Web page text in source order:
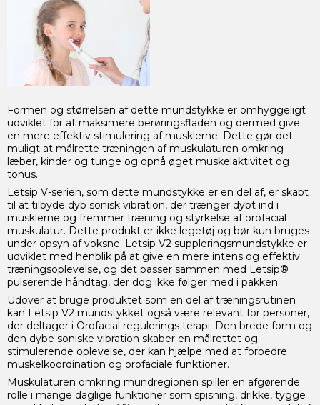
Formen og størrelsen af dette mundstykke er omhyggeligt
udviklet for at maksimere berøringsfladen og dermed give
en mere effektiv stimulering af musklerne. Dette gør det
muligt at målrette træningen af muskulaturen omkring
læber, kinder og tunge og opnå øget muskelaktivitet og
tonus.
Letsip V-serien, som dette mundstykke er en del af, er skabt
til at tilbyde dyb sonisk vibration, der trænger dybt ind i
musklerne og fremmer træning og styrkelse af orofacial
muskulatur. Dette produkt er ikke legetøj og bør kun bruges
under opsyn af voksne. Letsip V2 suppleringsmundstykke er
udviklet med henblik på at give en mere intens og effektiv
træningsoplevelse, og det passer sammen med Letsip®
pulserende håndtag, der dog ikke følger med i pakken.
Udover at bruge produktet som en del af træningsrutinen
kan Letsip V2 mundstykket også være relevant for personer,
der deltager i Orofacial regulerings terapi. Den brede form og
den dybe soniske vibration skaber en målrettet og
stimulerende oplevelse, der kan hjælpe med at forbedre
muskelkoordination og orofaciale funktioner.
Muskulaturen omkring mundregionen spiller en afgørende
rolle i mange daglige funktioner som spisning, drikke, tygge